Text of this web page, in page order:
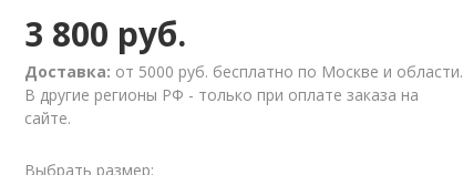
3 800 руб.
Доставка: от 5000 руб. бесплатно по Москве и области.
В другие регионы РФ - только при оплате заказа на
сайте.
Выбрать размер: